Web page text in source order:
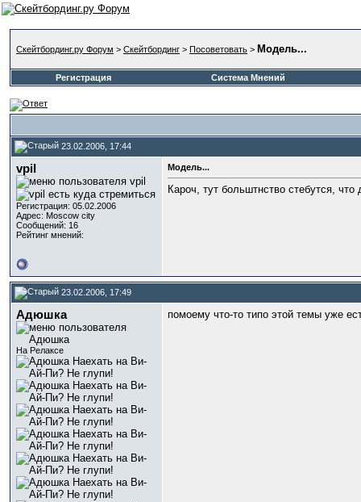
Скейтбординг.ру Форум > Скейтбординг > Посоветовать > Модель...
Регистрация Система Мнений
23.02.2006, 17:44
vpil
Регистрация: 05.02.2006
Адрес: Moscow city
Сообщений: 16
Рейтинг мнений:
Модель...
Кароч, тут больштнство стебутся,
23.02.2006, 17:49
Адюшка
На Релаксе
помоему что-то типо этой темы уже